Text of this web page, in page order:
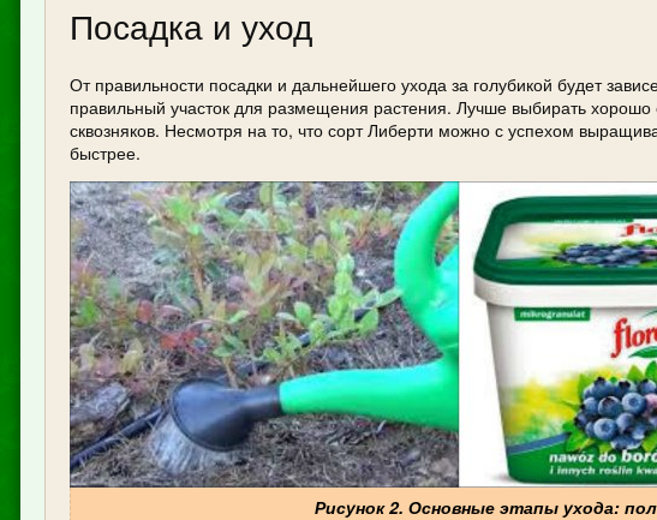
Посадка и уход
От правильности посадки и дальнейшего ухода за голубикой будет
правильный участок для размещения растения. Лучше выбирать
сквозняков. Несмотря на то, что сорт Либерти можно с успехом
быстрее.
Рисунок 2. Основные этапы ухода: